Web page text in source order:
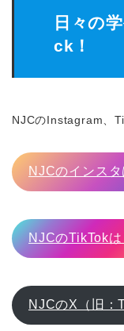
日々の
ck！
NJCのInstagram、
NJCのインスタ
NJCのTikTok
NJCのX（旧：